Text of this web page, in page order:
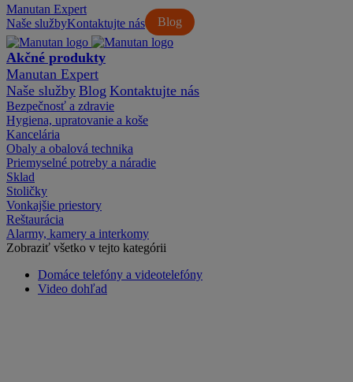
Manutan Expert
Naše služby
Blog
Kontaktujte nás
Akčné produkty
Manutan Expert
Naše služby Blog Kontaktujte nás
Bezpečnosť a zdravie
Hygiena, upratovanie a koše
Kancelária
Obaly a obalová technika
Priemyselné potreby a náradie
Sklad
Stoličky
Vonkajšie priestory
Reštaurácia
Alarmy, kamery a interkomy
Zobraziť všetko v tejto kategórii
Domáce telefóny a videotelefóny
Video dohľad